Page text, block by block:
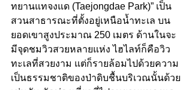
ทยานแทจงแด (Taejongdae Park)” เป็น
สวนสาธารณะที่ตั้งอยู่เหนือน้ำทะเล บน
ยอดเขาสูงประมาณ 250 เมตร ด้านในจะ
มีจุดชมวิวสวยหลายแห่ง ไฮไลท์ก็คือวิว
ทะเลที่สวยงาม แต่ก็รายล้อมไปด้วยความ
เป็นธรรมชาติของป่าดิบชื้นบริเวณนั้นด้วย